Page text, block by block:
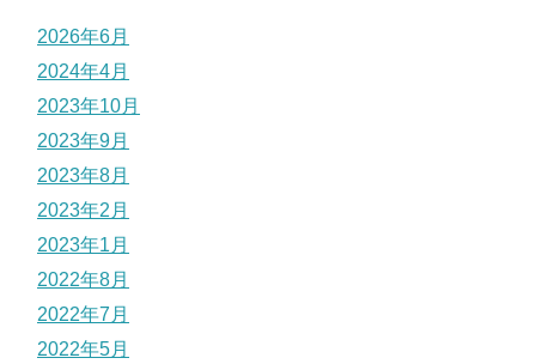
2026年6月
2024年4月
2023年10月
2023年9月
2023年8月
2023年2月
2023年1月
2022年8月
2022年7月
2022年5月